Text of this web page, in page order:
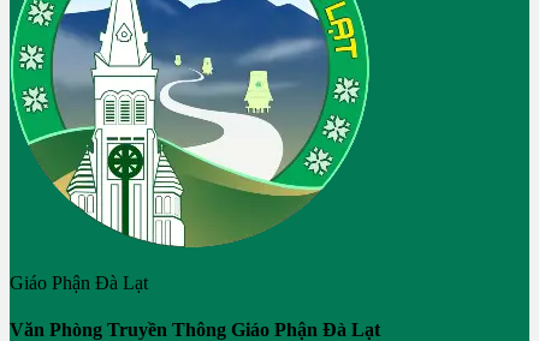
Giáo Phận Đà Lạt
Văn Phòng Truyền Thông Giáo Phận Đà Lạt